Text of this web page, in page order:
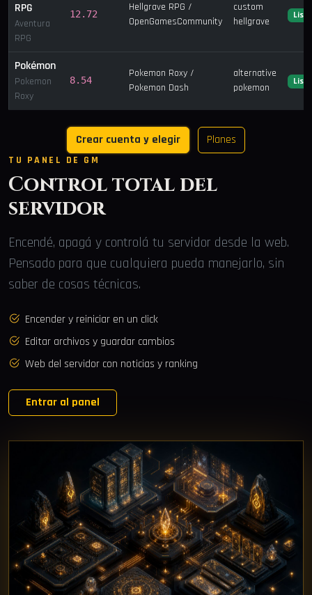
RPG
Aventura
RPG
12.72
Hellgrave RPG /
OpenGamesCommunity
custom
hellgrave
Listo
Pokémon
Pokemon
Roxy
8.54
Pokemon Roxy /
Pokemon Dash
alternative
pokemon
Listo
Crear cuenta y elegir Planes
TU PANEL DE GM
Control total del
servidor
Encendé, apagá y controlá tu servidor desde la web.
Pensado para que cualquiera pueda manejarlo, sin
saber de cosas técnicas.
Encender y reiniciar en un click
Editar archivos y guardar cambios
Web del servidor con noticias y ranking
Entrar al panel